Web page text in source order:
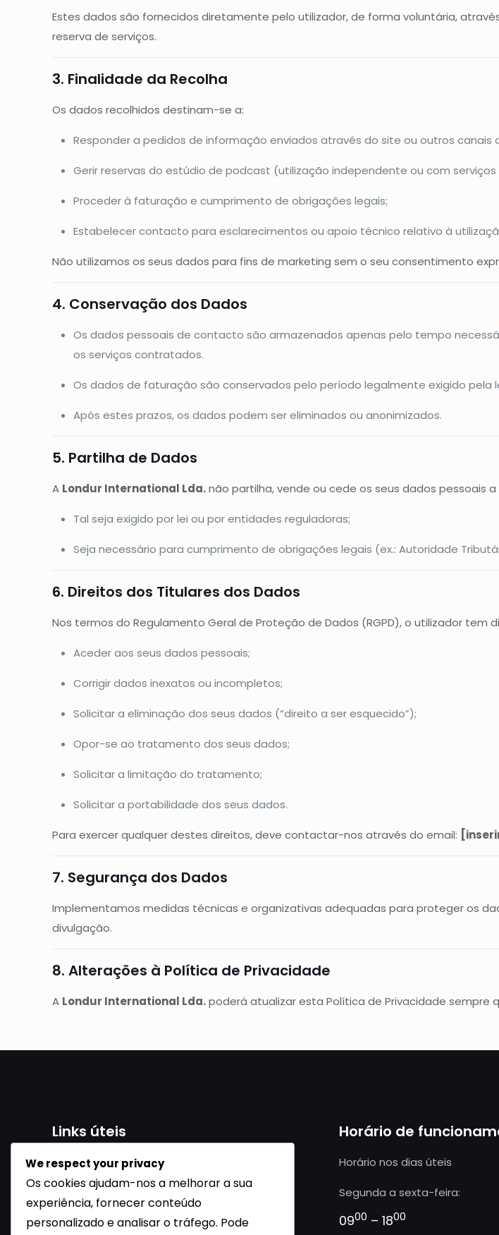
Estes dados são fornecidos diretamente pelo utilizador, de forma voluntária,
reserva de serviços.
3. Finalidade da Recolha
Os dados recolhidos destinam-se a:
Responder a pedidos de informação enviados através do site ou outros canais
Gerir reservas do estúdio de podcast (utilização independente ou com serviços
Proceder à faturação e cumprimento de obrigações legais;
Estabelecer contacto para esclarecimentos ou apoio técnico relativo à
Não utilizamos os seus dados para fins de marketing sem o seu consentimento
4. Conservação dos Dados
Os dados pessoais de contacto são armazenados apenas pelo tempo
os serviços contratados.
Os dados de faturação são conservados pelo período legalmente exigido pela
Após estes prazos, os dados podem ser eliminados ou anonimizados.
5. Partilha de Dados
A Londur International Lda.não partilha, vende ou cede os seus dados pessoais
Tal seja exigido por lei ou por entidades reguladoras;
Seja necessário para cumprimento de obrigações legais (ex.: Autoridade
6. Direitos dos Titulares dos Dados
Nos termos do Regulamento Geral de Proteção de Dados (RGPD), o utilizador tem
Aceder aos seus dados pessoais;
Corrigir dados inexatos ou incompletos;
Solicitar a eliminação dos seus dados (“direito a ser esquecido”);
Opor-se ao tratamento dos seus dados;
Solicitar a limitação do tratamento;
Solicitar a portabilidade dos seus dados.
Para exercer qualquer destes direitos, deve contactar-nos através do email:
7. Segurança dos Dados
Implementamos medidas técnicas e organizativas adequadas para proteger os
divulgação.
8. Alterações à Política de Privacidade
A Londur International Lda.poderá atualizar esta Política de Privacidade sempre
Links úteis
Política de Privacidade
Termos & Condições
Livro de Reclamações
Horário de
Horário nos dias úteis
Segunda a sexta-feira:
0900 – 1800
We respect your privacy
Os cookies ajudam-nos a melhorar a sua
experiência, fornecer conteúdo
personalizado e analisar o tráfego. Pode